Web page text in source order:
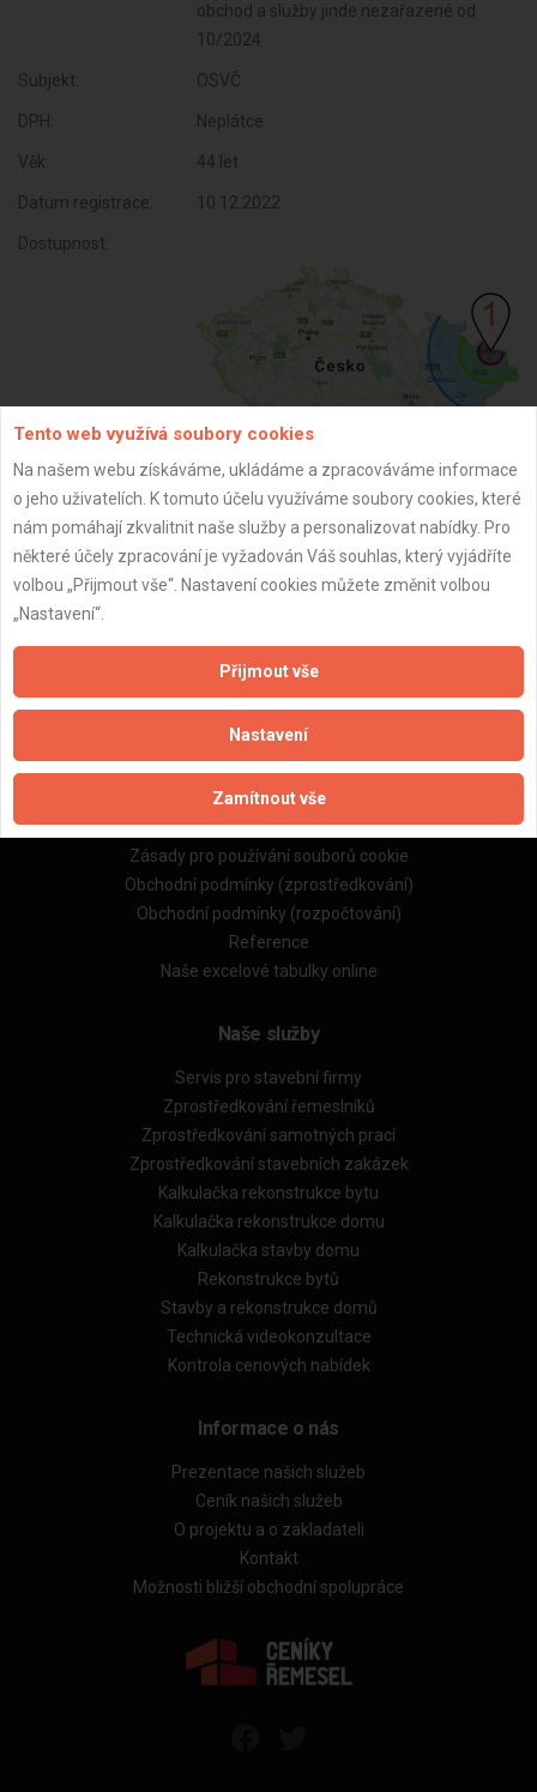
obchod a služby jinde nezařazené od
10/2024
Subjekt: OSVČ
DPH: Neplátce
Věk: 44 let
Datum registrace: 10.12.2022
Dostupnost:
ZPĚT
Naše firmy a řemeslníci
Zpracování a ochrana osobních údajů
Zásady pro používání souborů cookie
Obchodní podmínky (zprostředkování)
Obchodní podmínky (rozpočtování)
Reference
Naše excelové tabulky online
Naše služby
Servis pro stavební firmy
Zprostředkování řemeslníků
Zprostředkování samotných prací
Zprostředkování stavebních zakázek
Kalkulačka rekonstrukce bytu
Kalkulačka rekonstrukce domu
Kalkulačka stavby domu
Rekonstrukce bytů
Stavby a rekonstrukce domů
Technická videokonzultace
Kontrola cenových nabídek
Informace o nás
Prezentace našich služeb
Ceník našich služeb
O projektu a o zakladateli
Kontakt
Možnosti bližší obchodní spolupráce
Tento web využívá soubory cookies
Na našem webu získáváme, ukládáme a zpracováváme informace
o jeho uživatelích. K tomuto účelu využíváme soubory cookies, které
nám pomáhají zkvalitnit naše služby a personalizovat nabídky. Pro
některé účely zpracování je vyžadován Váš souhlas, který vyjádříte
volbou „Přijmout vše“. Nastavení cookies můžete změnit volbou
„Nastavení“.
Přijmout vše
Nastavení
Zamítnout vše